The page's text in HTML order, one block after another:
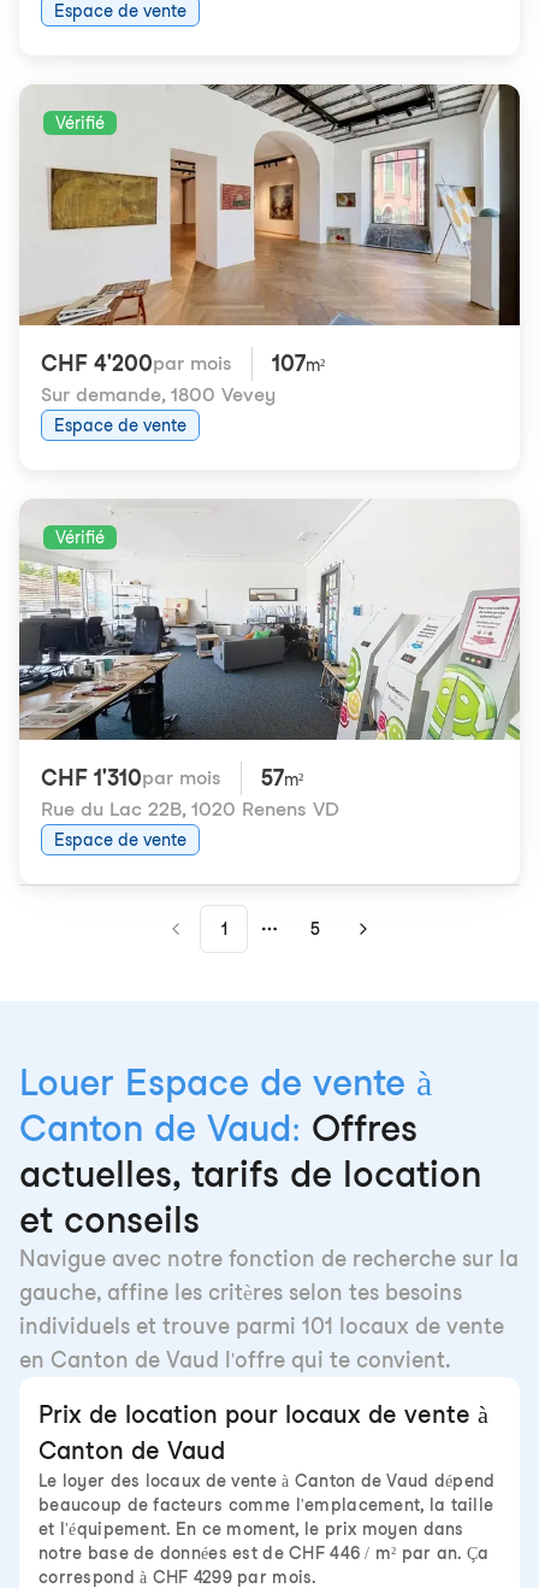
Espace de vente
Vérifié
CHF 4'200par mois 107m²
Sur demande, 1800 Vevey
Espace de vente
Vérifié
CHF 1'310par mois 57m²
Rue du Lac 22B, 1020 Renens VD
Espace de vente
1
More pages
5
Louer Espace de vente à
Canton de Vaud: Offres
actuelles, tarifs de location
et conseils
Navigue avec notre fonction de recherche sur la
gauche, affine les critères selon tes besoins
individuels et trouve parmi 101 locaux de vente
en Canton de Vaud l'offre qui te convient.
Prix de location pour locaux de vente à
Canton de Vaud
Le loyer des locaux de vente à Canton de Vaud dépend
beaucoup de facteurs comme l'emplacement, la taille
et l'équipement. En ce moment, le prix moyen dans
notre base de données est de CHF 446 / m² par an. Ça
correspond à CHF 4299 par mois.